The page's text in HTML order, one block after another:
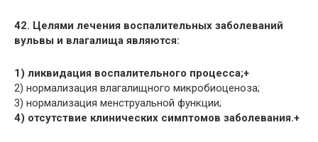
42. Целями лечения воспалительных заболеваний
вульвы и влагалища являются:
1) ликвидация воспалительного процесса;+
2) нормализация влагалищного микробиоценоза;
3) нормализация менструальной функции;
4) отсутствие клинических симптомов заболевания.+